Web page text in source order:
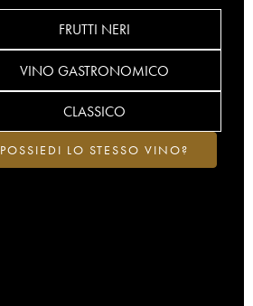
FRUTTI NERI
VINO GASTRONOMICO
CLASSICO
POSSIEDI LO STESSO VINO?